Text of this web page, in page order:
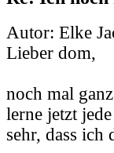
Autor: Elke
Lieber dom,
noch mal
lerne jetzt
sehr, dass ich